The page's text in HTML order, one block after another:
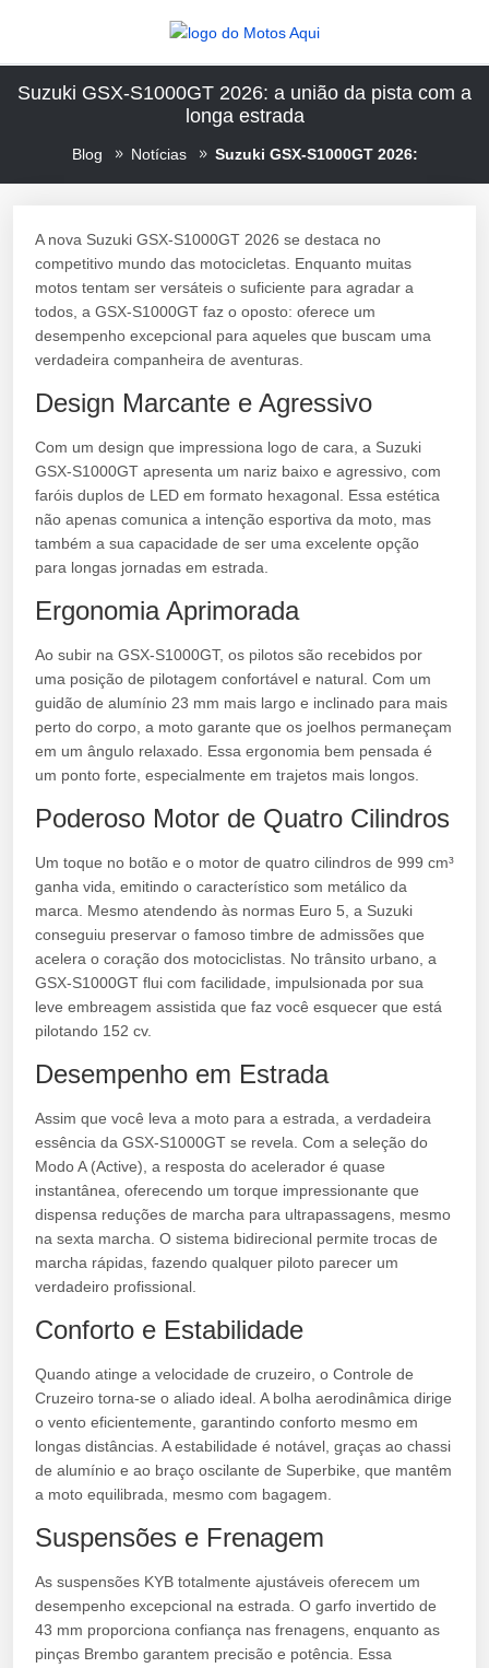
Suzuki GSX-S1000GT 2026: a união da pista com a
longa estrada
Blog Notícias Suzuki GSX-S1000GT 2026:
A nova Suzuki GSX-S1000GT 2026 se destaca no
competitivo mundo das motocicletas. Enquanto muitas
motos tentam ser versáteis o suficiente para agradar a
todos, a GSX-S1000GT faz o oposto: oferece um
desempenho excepcional para aqueles que buscam uma
verdadeira companheira de aventuras.
Design Marcante e Agressivo
Com um design que impressiona logo de cara, a Suzuki
GSX-S1000GT apresenta um nariz baixo e agressivo, com
faróis duplos de LED em formato hexagonal. Essa estética
não apenas comunica a intenção esportiva da moto, mas
também a sua capacidade de ser uma excelente opção
para longas jornadas em estrada.
Ergonomia Aprimorada
Ao subir na GSX-S1000GT, os pilotos são recebidos por
uma posição de pilotagem confortável e natural. Com um
guidão de alumínio 23 mm mais largo e inclinado para mais
perto do corpo, a moto garante que os joelhos permaneçam
em um ângulo relaxado. Essa ergonomia bem pensada é
um ponto forte, especialmente em trajetos mais longos.
Poderoso Motor de Quatro Cilindros
Um toque no botão e o motor de quatro cilindros de 999 cm³
ganha vida, emitindo o característico som metálico da
marca. Mesmo atendendo às normas Euro 5, a Suzuki
conseguiu preservar o famoso timbre de admissões que
acelera o coração dos motociclistas. No trânsito urbano, a
GSX-S1000GT flui com facilidade, impulsionada por sua
leve embreagem assistida que faz você esquecer que está
pilotando 152 cv.
Desempenho em Estrada
Assim que você leva a moto para a estrada, a verdadeira
essência da GSX-S1000GT se revela. Com a seleção do
Modo A (Active), a resposta do acelerador é quase
instantânea, oferecendo um torque impressionante que
dispensa reduções de marcha para ultrapassagens, mesmo
na sexta marcha. O sistema bidirecional permite trocas de
marcha rápidas, fazendo qualquer piloto parecer um
verdadeiro profissional.
Conforto e Estabilidade
Quando atinge a velocidade de cruzeiro, o Controle de
Cruzeiro torna-se o aliado ideal. A bolha aerodinâmica dirige
o vento eficientemente, garantindo conforto mesmo em
longas distâncias. A estabilidade é notável, graças ao chassi
de alumínio e ao braço oscilante de Superbike, que mantêm
a moto equilibrada, mesmo com bagagem.
Suspensões e Frenagem
As suspensões KYB totalmente ajustáveis oferecem um
desempenho excepcional na estrada. O garfo invertido de
43 mm proporciona confiança nas frenagens, enquanto as
pinças Brembo garantem precisão e potência. Essa